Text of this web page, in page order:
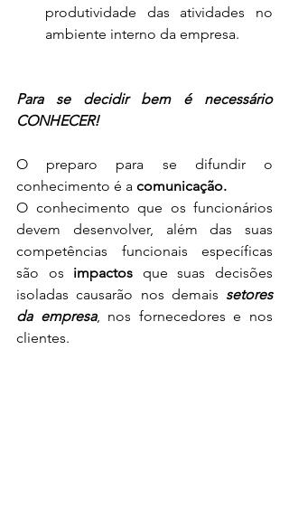
produtividade das atividades no
ambiente interno da empresa.
Para se decidir bem é necessário
CONHECER!
O
preparo para se difundir o
conhecimento é a comunicação.
O conhecimento que os funcionários
devem desenvolver, além das suas
competências funcionais específicas
são os impactos que suas decisões
isoladas causarão nos demais setores
da empresa, nos fornecedores e nos
clientes.